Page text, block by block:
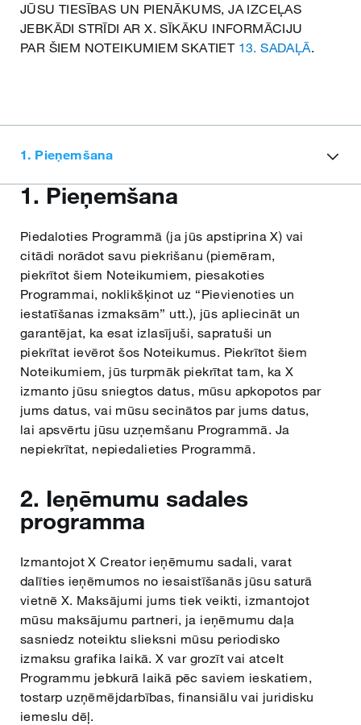
JŪSU TIESĪBAS UN PIENĀKUMS, JA IZCEĻAS
JEBKĀDI STRĪDI AR X. SĪKĀKU INFORMĀCIJU
PAR ŠIEM NOTEIKUMIEM SKATIET 13. SADAĻĀ.
1. Pieņemšana
1. Pieņemšana
Piedaloties Programmā (ja jūs apstiprina X) vai
citādi norādot savu piekrišanu (piemēram,
piekrītot šiem Noteikumiem, piesakoties
Programmai, noklikšķinot uz “Pievienoties un
iestatīšanas izmaksām” utt.), jūs apliecināt un
garantējat, ka esat izlasījuši, sapratuši un
piekrītat ievērot šos Noteikumus. Piekrītot šiem
Noteikumiem, jūs turpmāk piekrītat tam, ka X
izmanto jūsu sniegtos datus, mūsu apkopotos par
jums datus, vai mūsu secinātos par jums datus,
lai apsvērtu jūsu uzņemšanu Programmā. Ja
nepiekrītat, nepiedalieties Programmā.
2. Ieņēmumu sadales
programma
Izmantojot X Creator ieņēmumu sadali, varat
dalīties ieņēmumos no iesaistīšanās jūsu saturā
vietnē X. Maksājumi jums tiek veikti, izmantojot
mūsu maksājumu partneri, ja ieņēmumu daļa
sasniedz noteiktu slieksni mūsu periodisko
izmaksu grafika laikā. X var grozīt vai atcelt
Programmu jebkurā laikā pēc saviem ieskatiem,
tostarp uzņēmējdarbības, finansiālu vai juridisku
iemeslu dēļ.
Hrvatski
Latviešu
Malti
Slovenčina
Slovenščina
Svenska